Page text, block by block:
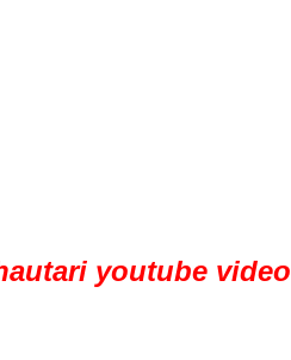
youtube video